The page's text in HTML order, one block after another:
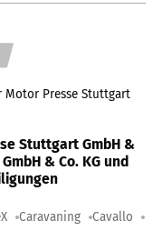
Motor Presse Stuttgart
Stuttgart GmbH &
& Co. KG und
Caravaning Cavallo